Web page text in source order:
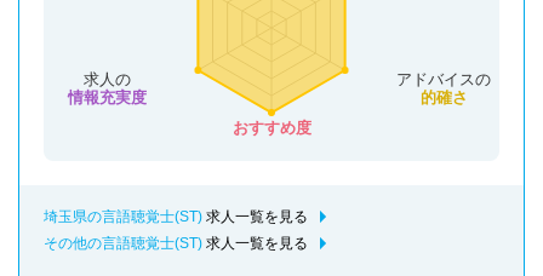
アドバイスの
的確さ
おすすめ度
求人の
情報充実度
埼玉県の言語聴覚士(ST) 求人一覧を見る
その他の言語聴覚士(ST) 求人一覧を見る